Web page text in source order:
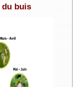
du buis